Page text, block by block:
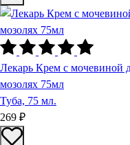
Лекарь Крем с мочевиной
мозолях 75мл
Туба, 75 мл.
269 ₽